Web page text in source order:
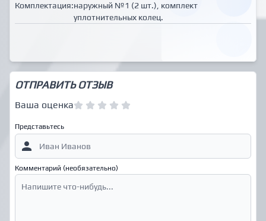
Комплектация:наружный №1 (2 шт.), комплект
уплотнительных колец.
ОТПРАВИТЬ ОТЗЫВ
Ваша оценка
Представьтесь
Комментарий (необязательно)